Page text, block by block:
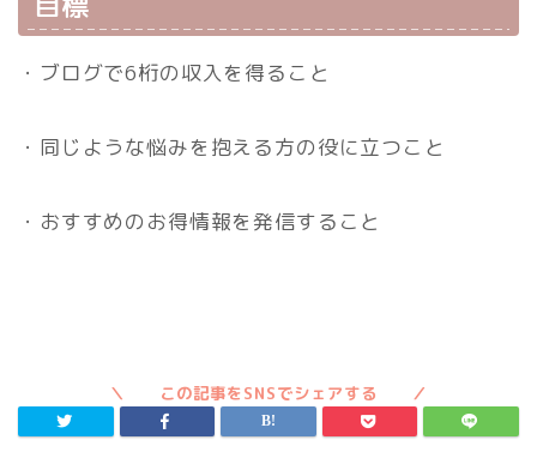
・ブログで6桁の収入を得ること
・同じような悩みを抱える方の役に立つこと
・おすすめのお得情報を発信すること